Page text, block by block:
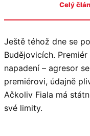
Celý
Ještě téhož dne se
Budějovicích.
napadení – agresor
premiérovi, údajně
Ačkoliv Fiala má
své limity.